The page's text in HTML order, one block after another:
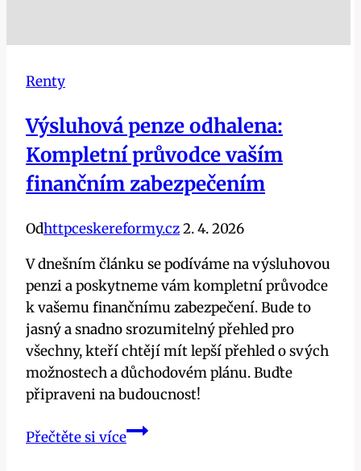
Renty
Výsluhová penze odhalena:
Kompletní průvodce vaším
finančním zabezpečením
Odhttpceskereformy.cz2. 4. 2026
V dnešním článku se podíváme na výsluhovou
penzi a poskytneme vám kompletní průvodce
k vašemu finančnímu zabezpečení. Bude to
jasný a snadno srozumitelný přehled pro
všechny, kteří chtějí mít lepší přehled o svých
možnostech a důchodovém plánu. Buďte
připraveni na budoucnost!
Přečtěte si víceVýsluhová